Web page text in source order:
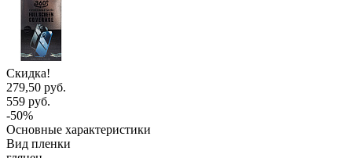
Скидка!
279,50 руб.
559 руб.
-50%
Основные характеристики
Вид пленки